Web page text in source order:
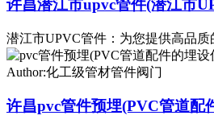
许昌潜江市upvc管件(潜江市
潜江市UPVC管件：为您提供高品质
Author:化工级管材管件阀门
许昌pvc管件预埋(PVC管道配